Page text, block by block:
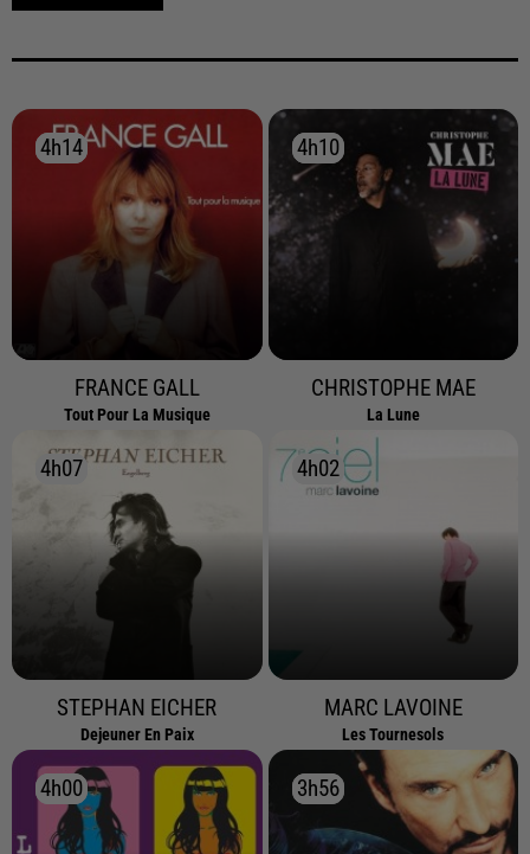
4h14
4h14
FRANCE GALL
Tout Pour La Musique
4h10
4h10
CHRISTOPHE MAE
La Lune
4h07
4h07
STEPHAN EICHER
Dejeuner En Paix
4h02
4h02
MARC LAVOINE
Les Tournesols
4h00
4h00 3h56
3h56